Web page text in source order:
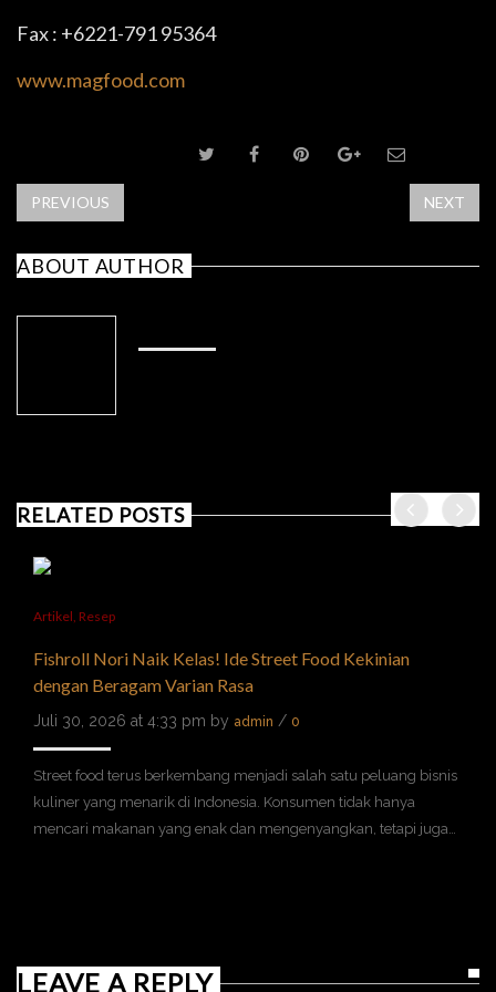
Fax : +6221-791 95364
www.magfood.com
PREVIOUS NEXT
ABOUT AUTHOR
RELATED POSTS
Artikel, Resep
Fishroll Nori Naik Kelas! Ide Street Food Kekinian
dengan Beragam Varian Rasa
Juli 30, 2026 at 4:33 pm by admin / 0
Street food terus berkembang menjadi salah satu peluang bisnis
kuliner yang menarik di Indonesia. Konsumen tidak hanya
mencari makanan yang enak dan mengenyangkan, tetapi juga…
LEAVE A REPLY